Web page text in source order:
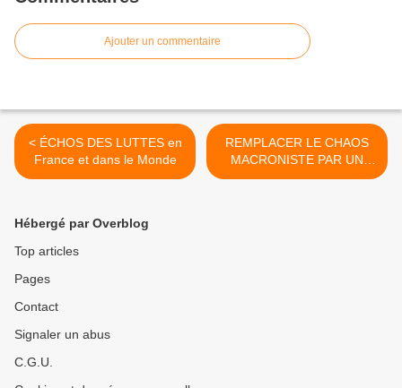
Ajouter un commentaire
< ÉCHOS DES LUTTES en
France et dans le Monde
REMPLACER LE CHAOS
MACRONISTE PAR UN
ORDRE JUSTE – Par
Hébergé par Overblog
Top articles
Pages
Contact
Signaler un abus
C.G.U.